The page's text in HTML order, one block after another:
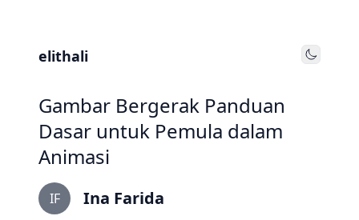
elithali Toggle
Gambar Bergerak Panduan
Dasar untuk Pemula dalam
Animasi
IF Ina Farida